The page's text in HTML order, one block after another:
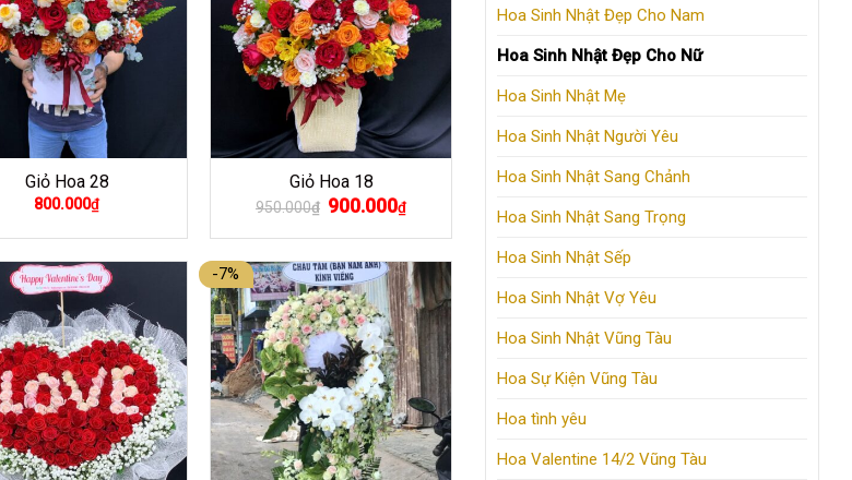
Hoa Sinh Nhật Đẹp Cho Nam
Hoa Sinh Nhật Đẹp Cho Nữ
Hoa Sinh Nhật Mẹ
Hoa Sinh Nhật Người Yêu
Hoa Sinh Nhật Sang Chảnh
Hoa Sinh Nhật Sang Trọng
Hoa Sinh Nhật Sếp
Hoa Sinh Nhật Vợ Yêu
Hoa Sinh Nhật Vũng Tàu
Hoa Sự Kiện Vũng Tàu
Hoa tình yêu
Hoa Valentine 14/2 Vũng Tàu
Giỏ Hoa 28
800.000₫
Giỏ Hoa 18
950.000₫ Giá
gốc
là:
900.000₫Giá
hiện
tại
900.000₫.
-7%